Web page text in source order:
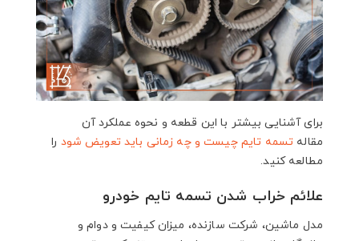
برای آشنایی بیشتر با این قطعه و نحوه عملکرد آن
مقاله تسمه تایم چیست و چه زمانی باید تعویض شود را
مطالعه کنید.
علائم خراب شدن تسمه تایم خودرو
مدل ماشین، شرکت سازنده، میزان کیفیت و دوام و